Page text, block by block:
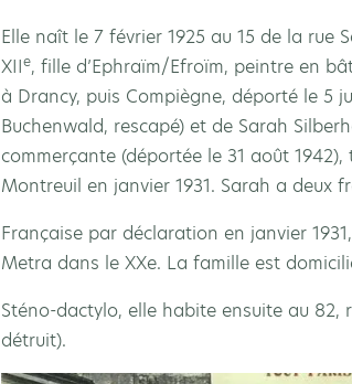
Elle naît le 7 février 1925 au 15 de la rue
XIIe, fille d’Ephraïm/Efroïm, peintre en
à Drancy, puis Compiègne, déporté le 5
Buchenwald, rescapé) et de Sarah
commerçante (déportée le 31 août
Montreuil en janvier 1931. Sarah a deux
Française par déclaration en janvier
Metra dans le XXe. La famille est
Sténo-dactylo, elle habite ensuite au 82,
détruit).